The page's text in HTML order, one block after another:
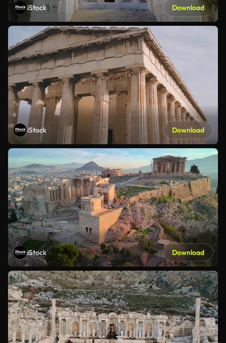
iStock Download
iStock Download
iStock Download